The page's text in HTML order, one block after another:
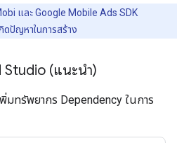
และGoogle Mobile Ads SDK
ดปัญหาในการสร้าง
Studio (แนะนํา)
มทรัพยากร Dependency ในการ